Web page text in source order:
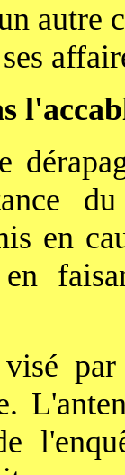
autre
en
en